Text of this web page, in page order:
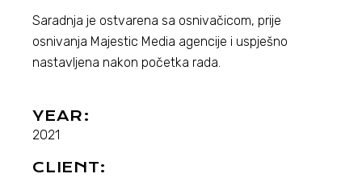
Saradnja je ostvarena sa osnivačicom, prije
osnivanja Majestic Media agencije i uspješno
nastavljena nakon početka rada.
YEAR:
2021
CLIENT: